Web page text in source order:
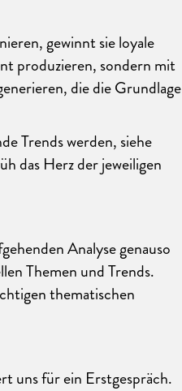
gewinnt sie loyale
produzieren, sondern mit
die die Grundlage
Trends werden, siehe
das Herz der jeweiligen
Analyse genauso
Themen und Trends.
thematischen
uns für ein Erstgespräch.